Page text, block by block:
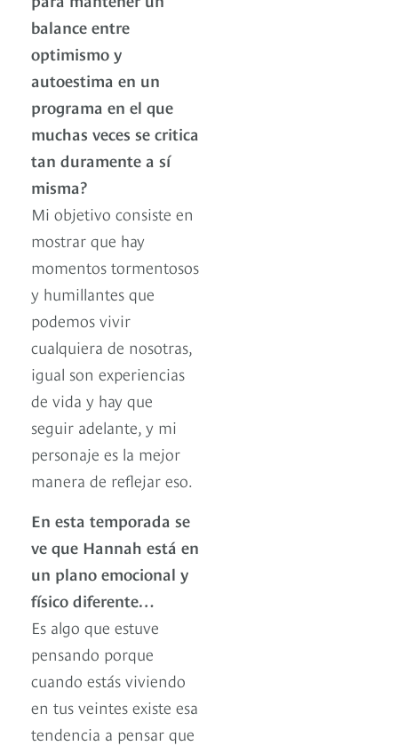
balance entre
optimismo y
autoestima en un
programa en el que
muchas veces se critica
tan duramente a sí
misma?
Mi objetivo consiste en
mostrar que hay
momentos tormentosos
y humillantes que
podemos vivir
cualquiera de nosotras,
igual son experiencias
de vida y hay que
seguir adelante, y mi
personaje es la mejor
manera de reflejar eso.
En esta temporada se
ve que Hannah está en
un plano emocional y
físico diferente…
Es algo que estuve
pensando porque
cuando estás viviendo
en tus veintes existe esa
tendencia a pensar que